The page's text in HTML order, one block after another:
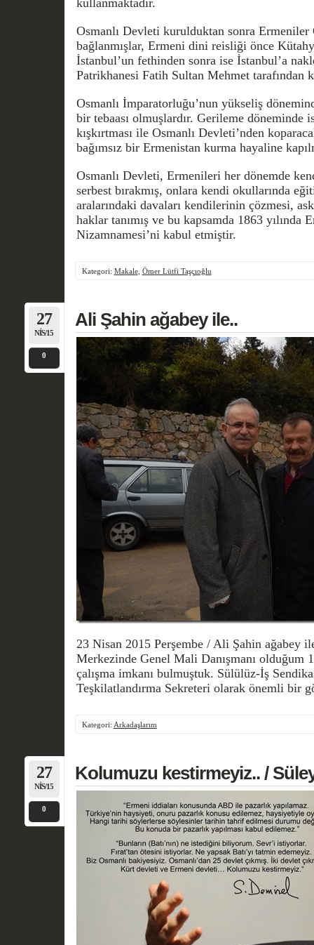
Osmanlı Devleti kurulduktan sonra Ermeniler
bağlanmışlar, Ermeni dini reisliği önce
İstanbul’un fethinden sonra ise İstanbul’a
Patrikhanesi Fatih Sultan Mehmet tarafından
Osmanlı İmparatorluğu’nun yükseliş
bir tebaası olmuşlardır. Gerileme döneminde
kışkırtması ile Osmanlı Devleti’nden
bağımsız bir Ermenistan kurma hayaline
Osmanlı Devleti, Ermenileri her dönemde
serbest bırakmış, onlara kendi okullarında
aralarındaki davaları kendilerinin çözmesi,
haklar tanımış ve bu kapsamda 1863 yılında
Nizamnamesi’ni kabul etmiştir.
Kategori: Makale, Ömer Lütfi Taşçıoğlu
27
NIS/15
0
Ali Şahin ağabey ile..
23 Nisan 2015 Perşembe / Ali Şahin ağabey
Merkezinde Genel Mali Danışmanı olduğum
çalışma imkanı bulmuştuk. Sülülüz-İş
Teşkilatlandırma Sekreteri olarak önemli bir
Kategori: Arkadaşlarım
27
NIS/15
0
Kolumuzu kestirmeyiz.. /